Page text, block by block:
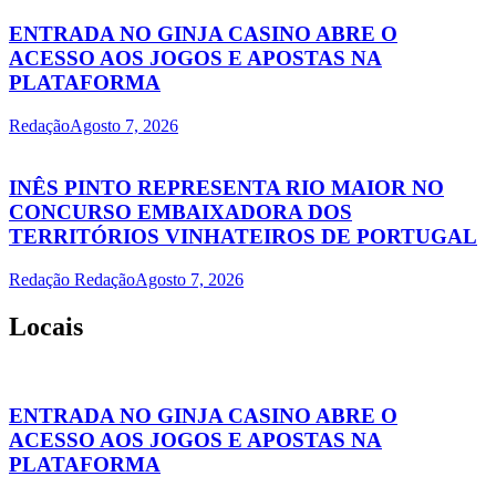
ENTRADA NO GINJA CASINO ABRE O
ACESSO AOS JOGOS E APOSTAS NA
PLATAFORMA
RedaçãoAgosto 7, 2026
INÊS PINTO REPRESENTA RIO MAIOR NO
CONCURSO EMBAIXADORA DOS
TERRITÓRIOS VINHATEIROS DE PORTUGAL
Redação RedaçãoAgosto 7, 2026
Locais
ENTRADA NO GINJA CASINO ABRE O
ACESSO AOS JOGOS E APOSTAS NA
PLATAFORMA